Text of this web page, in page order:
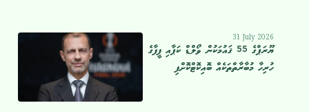
31 July 2026
ޔޫރަޕްގެ 55 ޤައުމަކުން ވޯލްޑް ކަޕާއި ފީފާގެ
ހުރިހާ މުބާރާތްތަކެއް ބޮއިކޮޓްކޮށްފި